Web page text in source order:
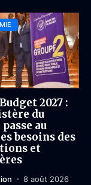
2027 :
du
au
besoins des
et
8 août 2026